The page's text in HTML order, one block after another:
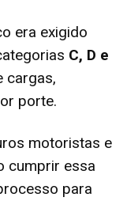
era exigido
C, D e
cargas,
porte.
motoristas e
cumprir essa
para